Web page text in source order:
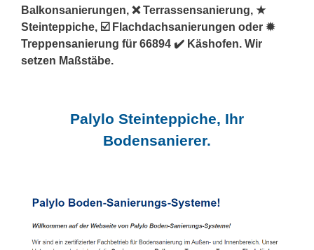
Balkonsanierungen, ❌ Terrassensanierung, ★
Steinteppiche, ☑️ Flachdachsanierungen oder ✹
Treppensanierung für 66894 ✔️ Käshofen. Wir
setzen Maßstäbe.
Palylo Steinteppiche, Ihr
Bodensanierer.